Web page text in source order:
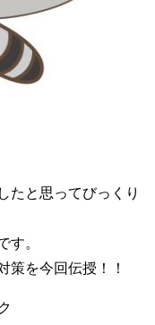
たと思ってびっくり
す。
策を今回伝授！！